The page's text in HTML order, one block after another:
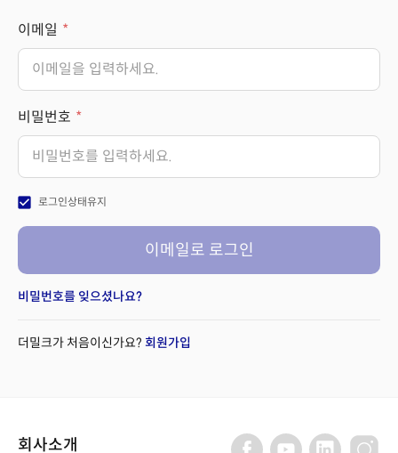
이메일
비밀번호
check_box 로그인상태유지
이메일로 로그인
비밀번호를 잊으셨나요?
더밀크가 처음이신가요? 회원가입
회사소개